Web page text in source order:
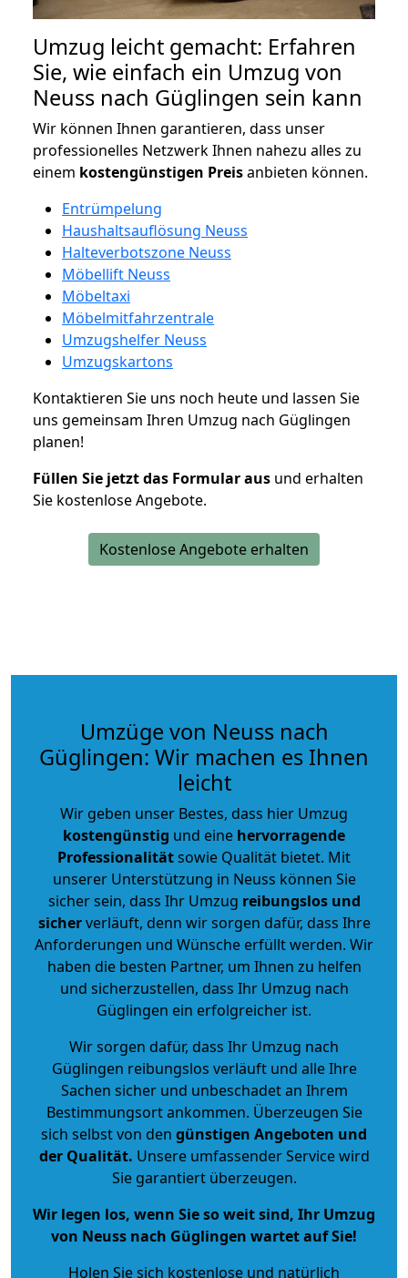
Umzug leicht gemacht: Erfahren
Sie, wie einfach ein Umzug von
Neuss nach Güglingen sein kann
Wir können Ihnen garantieren, dass unser
professionelles Netzwerk Ihnen nahezu alles zu
einem kostengünstigen Preisanbieten können.
Entrümpelung
Haushaltsauflösung Neuss
Halteverbotszone Neuss
Möbellift Neuss
Möbeltaxi
Möbelmitfahrzentrale
Umzugshelfer Neuss
Umzugskartons
Kontaktieren Sie uns noch heute und lassen Sie
uns gemeinsam Ihren Umzug nach Güglingen
planen!
Füllen Sie jetzt das Formular aus und erhalten
Sie kostenlose Angebote.
Kostenlose Angebote erhalten
Umzüge von Neuss nach
Güglingen: Wir machen es Ihnen
leicht
Wir geben unser Bestes, dass hier Umzug
kostengünstig und eine hervorragende
Professionalitätsowie Qualität bietet. Mit
unserer Unterstützung in Neuss können Sie
sicher sein, dass Ihr Umzug reibungslos und
sicherverläuft, denn wir sorgen dafür, dass Ihre
Anforderungen und Wünsche erfüllt werden. Wir
haben die besten Partner, um Ihnen zu helfen
und sicherzustellen, dass Ihr Umzug nach
Güglingen ein erfolgreicher ist.
Wir sorgen dafür, dass Ihr Umzug nach
Güglingen reibungslos verläuft und alle Ihre
Sachen sicher und unbeschadet an Ihrem
Bestimmungsort ankommen. Überzeugen Sie
sich selbst von den günstigen Angeboten und
der Qualität. Unsere umfassender Service wird
Sie garantiert überzeugen.
Wir legen los, wenn Sie so weit sind, Ihr Umzug
von Neuss nach Güglingen wartet auf Sie!
Holen Sie sich kostenlose und natürlich